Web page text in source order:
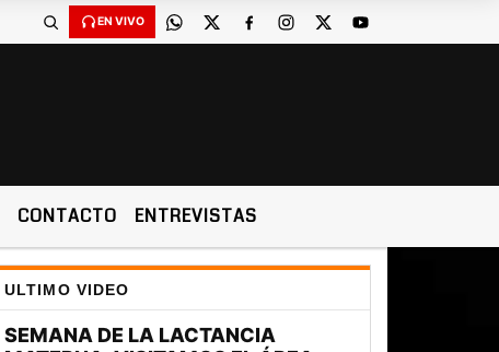
EN VIVO
CONTACTO ENTREVISTAS
ULTIMO VIDEO